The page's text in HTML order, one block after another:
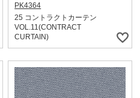
PK4364
25 コントラクトカーテン
VOL.11(CONTRACT
CURTAIN)